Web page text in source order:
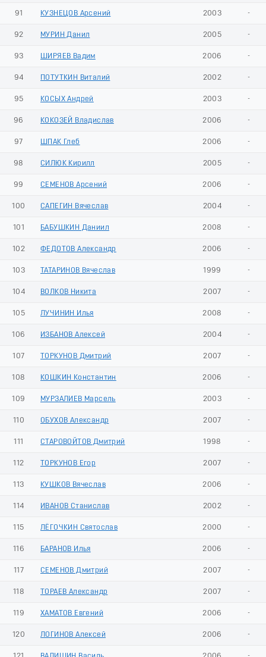
91 КУЗНЕЦОВ Арсений 2003 -
92 МУРИН Данил 2005 -
93 ШИРЯЕВ Вадим 2006 -
94 ПОТУТКИН Виталий 2002 -
95 КОСЫХ Андрей 2003 -
96 КОКОЗЕЙ Владислав 2006 -
97 ШПАК Глеб 2006 -
98 СИЛЮК Кирилл 2005 -
99 СЕМЕНОВ Арсений 2006 -
100 САПЕГИН Вячеслав 2004 -
101 БАБУШКИН Даниил 2008 -
102 ФЕДОТОВ Александр 2006 -
103 ТАТАРИНОВ Вячеслав 1999 -
104 ВОЛКОВ Никита 2007 -
105 ЛУЧИНИН Илья 2008 -
106 ИЗБАНОВ Алексей 2004 -
107 ТОРКУНОВ Дмитрий 2007 -
108 КОШКИН Константин 2006 -
109 МУРЗАЛИЕВ Марсель 2003 -
110 ОБУХОВ Александр 2007 -
111 СТАРОВОЙТОВ Дмитрий 1998 -
112 ТОРКУНОВ Егор 2007 -
113 КУШКОВ Вячеслав 2006 -
114 ИВАНОВ Станислав 2002 -
115 ЛЁГОЧКИН Святослав 2000 -
116 БАРАНОВ Илья 2006 -
117 СЕМЕНОВ Дмитрий 2007 -
118 ТОРАЕВ Александр 2007 -
119 ХАМАТОВ Евгений 2006 -
120 ЛОГИНОВ Алексей 2006 -